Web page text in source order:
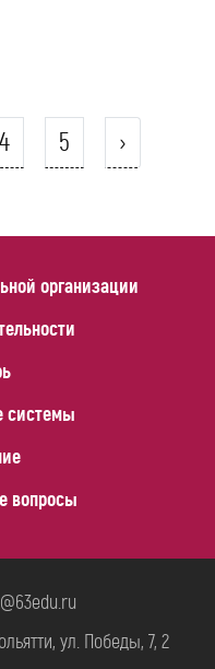
4 5 ›
организации
деятельности
системы
вопросы
ул. Победы, 7, 2